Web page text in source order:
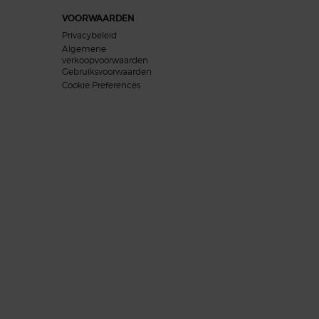
VOORWAARDEN
Privacybeleid
Algemene
verkoopvoorwaarden
Gebruiksvoorwaarden
Cookie Preferences